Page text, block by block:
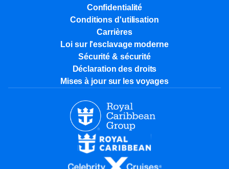
Confidentialité
Conditions d'utilisation
Carrières
Loi sur l'esclavage moderne
Sécurité & sécurité
Déclaration des droits
Mises à jour sur les voyages